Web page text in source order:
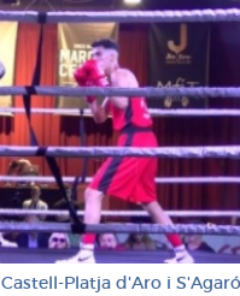
Castell-Platja d'Aro i S'Agaró